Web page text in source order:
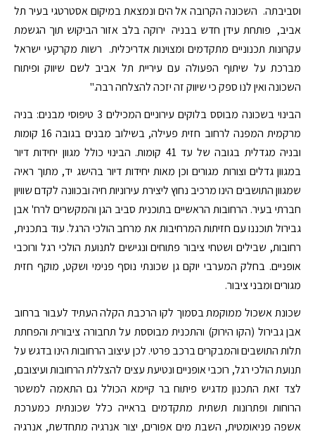
וסביבתה. השכונה הקרובה אל הים ונמצאת במיקום אסטרטגי בעיר תל
אביב, פותחת עידן חדש בבניה ירוקה בלב אזור הביקוש תוך הגשמת
עקרונות תכנוניים מתקדמים ומצוינות אדריכלית. רשות מקרקעי ישראל
מברכת על שיתוף הפעולה עם עיריית תל אביב לשם שיווק ופיתוח
השכונה ואין לנו ספק כי שיווק זה יזכה להצלחה רבה."
הבינוי בשכונה מבוסס בלוקים עירוניים המכילים 3 טיפוסי מבנים: בניה
מרקמית המפנה לרחוב חזית פעילה, בשילוב מבנים בגובה 16 קומות
ובניה מגדלית בגובה של עד 41 קומות. הבינוי כולל מגוון יחידות דיור
במגוון גדלים וצורות מגורים וכן מאות יחידות דיור בהישג יד, מתוך ראיה
שמגוון התושבים הינו מרכיב נחוץ ליצירת עירוניות חיה ובכוונה לקדם שוויון
חברתי בעיר. הרחובות הראשיים בתוכנית סביב הגן והמקשרים לרח' אבן
גבירול תוכננו עם חזיתות המרחיבות את מרחב הולכי הרגל. עוד בתכנית,
רחובות, שבילים ושטחי ציבור פתוחים ונגישים לתנועת הולכי רגל ורוכבי
אופניים. בחלק המערבי יוקם גן שכונתי נוסף פנימי ושקט, מוקף חזית
מגורים ומבני ציבור.
שכונת אשכול ממוקמת בסמוך לקו הרכבת הקלה העתיד לעבור ברחוב
אבן גבירול (הקו הירוק) והתכנית מבוססת על תחבורה ציבורית והפחתת
תלות התושבים והמבקרים ברכב פרטי. לכן עיצוב הרחובות הינו בדגש על
תנועת הולכי רגל, רוכבי אופניים ונטיעת עצים להצללת הרחובות ועיצובם,
לצד זאת התכנון מדגיש פיתוח בר קיימא הכולל גם התאמה למשטר
הרוחות ופתרונות תשתית מתקדמים בראייה כלל שכונתית כמערכת
אשפה פניאומטית, השבת מים אפורים, יצור אנרגיה מתחדשת, אנרגיה